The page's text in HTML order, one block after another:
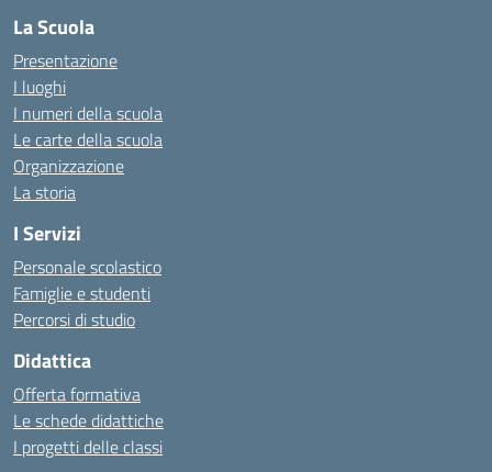
La Scuola
Presentazione
I luoghi
I numeri della scuola
Le carte della scuola
Organizzazione
La storia
I Servizi
Personale scolastico
Famiglie e studenti
Percorsi di studio
Didattica
Offerta formativa
Le schede didattiche
I progetti delle classi